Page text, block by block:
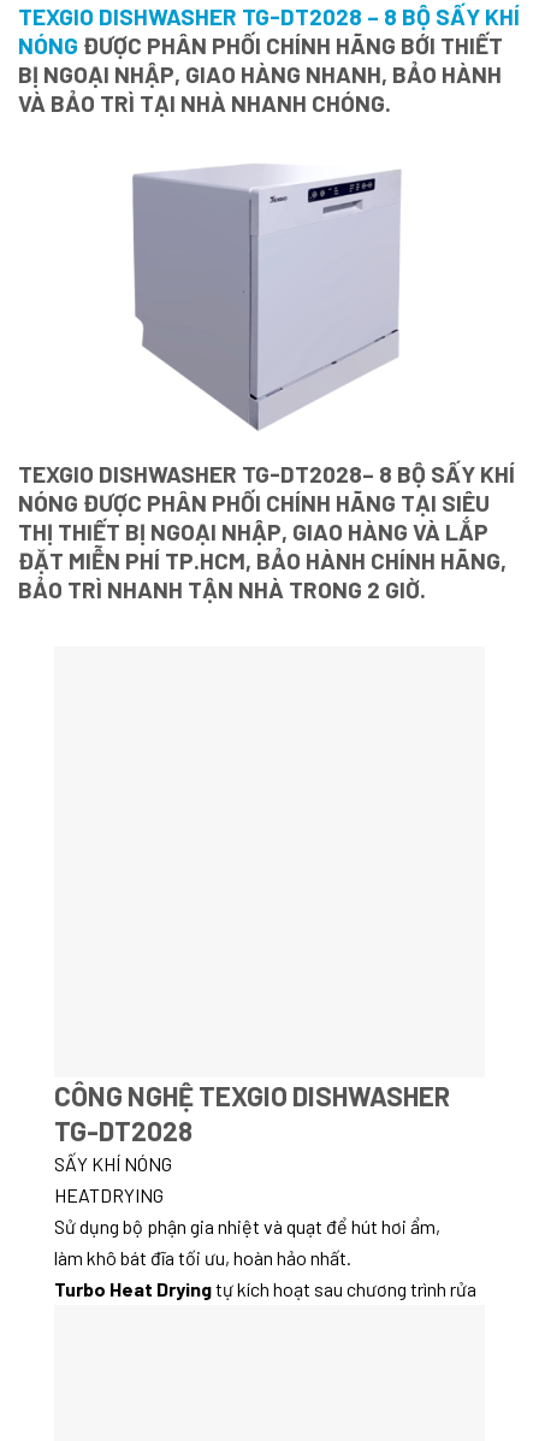
TEXGIO DISHWASHER TG-DT2028 – 8 BỘ SẤY KHÍ
NÓNG ĐƯỢC PHÂN PHỐI CHÍNH HÃNG BỚI THIẾT
BỊ NGOẠI NHẬP, GIAO HÀNG NHANH, BẢO HÀNH
VÀ BẢO TRÌ TẠI NHÀ NHANH CHÓNG.
TEXGIO DISHWASHER TG-DT2028– 8 BỘ SẤY KHÍ
NÓNG ĐƯỢC PHÂN PHỐI CHÍNH HÃNG TẠI SIÊU
THỊ THIẾT BỊ NGOẠI NHẬP, GIAO HÀNG VÀ LẮP
ĐẶT MIỄN PHÍ TP.HCM, BẢO HÀNH CHÍNH HÃNG,
BẢO TRÌ NHANH TẬN NHÀ TRONG 2 GIỜ.
CÔNG NGHỆTEXGIO DISHWASHER
TG-DT2028
SẤY KHÍ NÓNG
HEATDRYING
Sử dụng bộ phận gia nhiệt và quạt để hút hơi ẩm,
làm khô bát đĩa tối ưu, hoàn hảo nhất.
Turbo Heat Dryingtự kích hoạt sau chương trình rửa